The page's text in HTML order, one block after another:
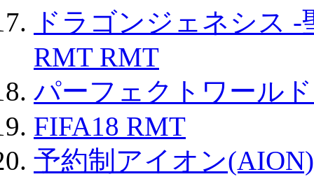
ドラゴンジェネシス
RMT RMT
パーフェクトワール
FIFA18 RMT
予約制アイオン